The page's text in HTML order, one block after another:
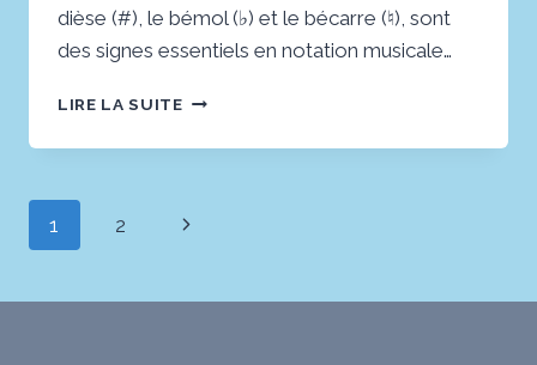
dièse (#), le bémol (♭) et le bécarre (♮), sont
des signes essentiels en notation musicale…
LIRE LA SUITELES
ALTÉRATIONS
MUSIQUE
Navigation
1 2
Page